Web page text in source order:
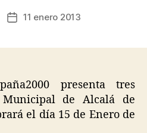
11 enero 2013
presenta tres
de Alcalá de
el día 15 de Enero de